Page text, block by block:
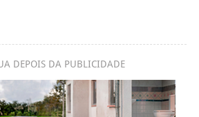
DEPOIS DA PUBLICIDADE